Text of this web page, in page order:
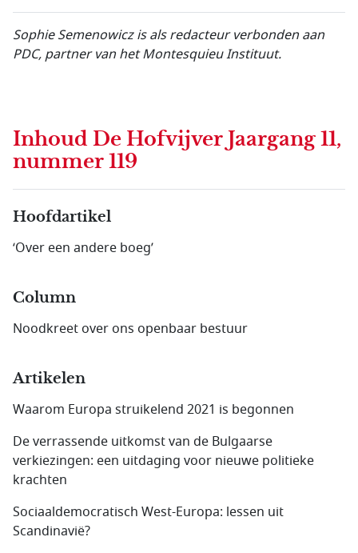
Sophie Semenowicz is als redacteur verbonden aan
PDC, partner van het Montesquieu Instituut.
Inhoud De Hofvijver Jaargang 11,
nummer 119
Hoofdartikel
‘Over een andere boeg’
Column
Noodkreet over ons openbaar bestuur
Artikelen
Waarom Europa struikelend 2021 is begonnen
De verrassende uitkomst van de Bulgaarse
verkiezingen: een uitdaging voor nieuwe politieke
krachten
Sociaaldemocratisch West-Europa: lessen uit
Scandinavië?